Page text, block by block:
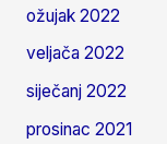
ožujak 2022
veljača 2022
siječanj 2022
prosinac 2021